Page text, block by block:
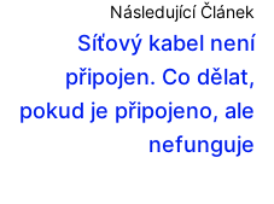
Následující Článek
Síťový kabel není
připojen. Co dělat,
pokud je připojeno, ale
nefunguje